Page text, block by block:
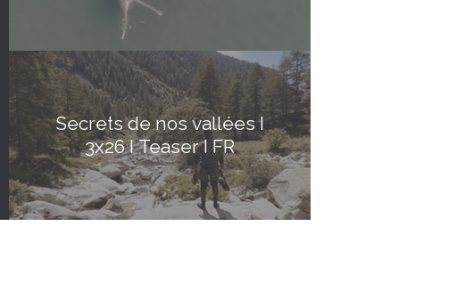
Secrets de nos vallées I
3x26 I Teaser I FR